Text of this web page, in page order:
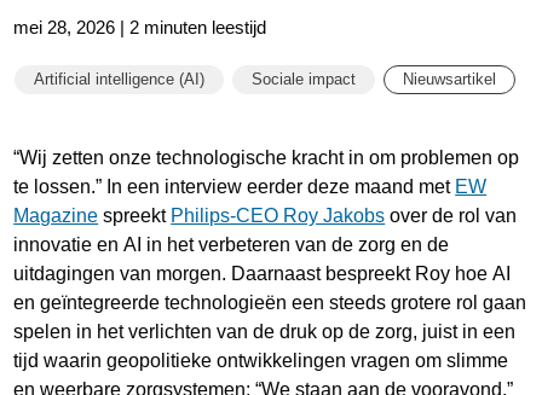
mei 28, 2026 | 2 minuten leestijd
Artificial intelligence (AI) Sociale impact Nieuwsartikel
“Wij zetten onze technologische kracht in om problemen op
te lossen.” In een interview eerder deze maand met EW
Magazine spreekt Philips-CEO Roy Jakobs over de rol van
innovatie en AI in het verbeteren van de zorg en de
uitdagingen van morgen. Daarnaast bespreekt Roy hoe AI
en geïntegreerde technologieën een steeds grotere rol gaan
spelen in het verlichten van de druk op de zorg, juist in een
tijd waarin geopolitieke ontwikkelingen vragen om slimme
en weerbare zorgsystemen: “We staan aan de vooravond.”